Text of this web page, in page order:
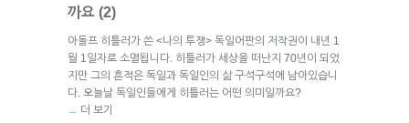
까요 (2)
아돌프 히틀러가 쓴 <나의 투쟁> 독일어판의 저작권이 내년 1
월 1일자로 소멸됩니다. 히틀러가 세상을 떠난지 70년이 되었
지만 그의 흔적은 독일과 독일인의 삶 구석구석에 남아있습니
다. 오늘날 독일인들에게 히틀러는 어떤 의미일까요?
→ 더 보기